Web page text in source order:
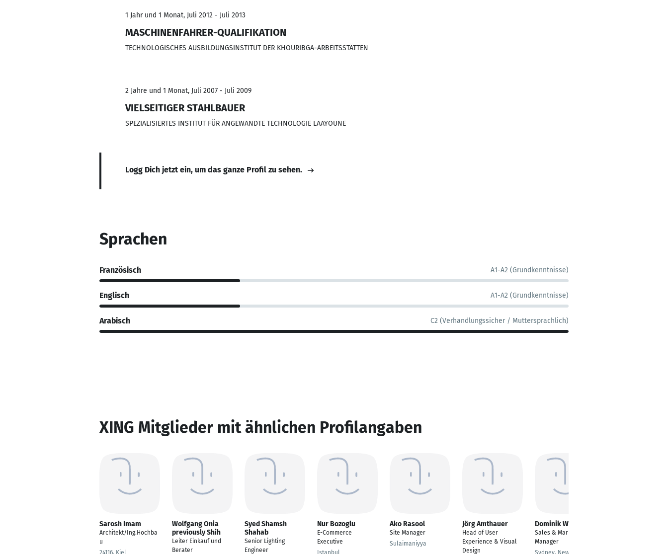
1 Jahr und 1 Monat, Juli 2012 - Juli 2013
MASCHINENFAHRER-QUALIFIKATION
TECHNOLOGISCHES AUSBILDUNGSINSTITUT DER KHOURIBGA-ARBEITSSTÄTTEN
2 Jahre und 1 Monat, Juli 2007 - Juli 2009
VIELSEITIGER STAHLBAUER
SPEZIALISIERTES INSTITUT FÜR ANGEWANDTE TECHNOLOGIE LAAYOUNE
Logg Dich jetzt ein, um das ganze Profil zu sehen.
Sprachen
Französisch A1-A2 (Grundkenntnisse)
Englisch A1-A2 (Grundkenntnisse)
Arabisch C2 (Verhandlungssicher / Muttersprachlich)
XING Mitglieder mit ähnlichen Profilangaben
Sarosh Imam
Architekt/Ing.Hochba
u
24116, Kiel
Wolfgang Onia
previously Shih
Leiter Einkauf und
Berater
Syed Shamsh
Shahab
Senior Lighting
Engineer
Nur Bozoglu
E-Commerce
Executive
Istanbul
Ako Rasool
Site Manager
Sulaimaniyya
Jörg Amthauer
Head of User
Experience & Visual
Design
Dominik Wons
Sales & Marketing
Manager
Sydney, New South